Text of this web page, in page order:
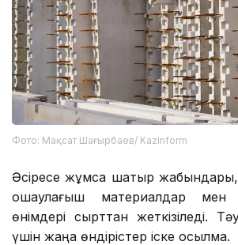
Фото: Мақсат Шағырбаев/ Kazinform
Әсіресе жұмсақ шатыр
оқшаулағыш материалдар мен
өнімдері сырттан жеткізіледі.
үшін жаңа өндірістер іске қосылмақ.